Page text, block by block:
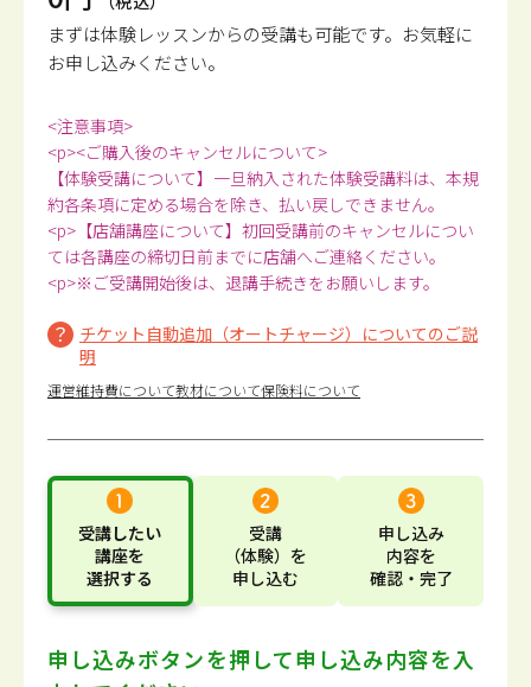
まずは体験レッスンからの受講も可能です。 お気軽に
お申し込みください。
<注意事項>
<p><ご購入後のキャンセルについて>
【体験受講について】一旦納入された体験受講料は、本規
約各条項に定める場合を除き、払い戻しできません。
<p>【店舗講座について】初回受講前のキャンセルについ
ては各講座の締切日前までに店舗へご連絡ください。
<p>※ご受講開始後は、退講手続きをお願いします。
チケット自動追加（オートチャージ）についてのご説
明
運営維持費について教材について保険料について
受講したい
講座を
選択する
受講
（体験） を
申し込む
申し込み
内容を
確認・完了
申し込みボタンを押して申し込み内容を入